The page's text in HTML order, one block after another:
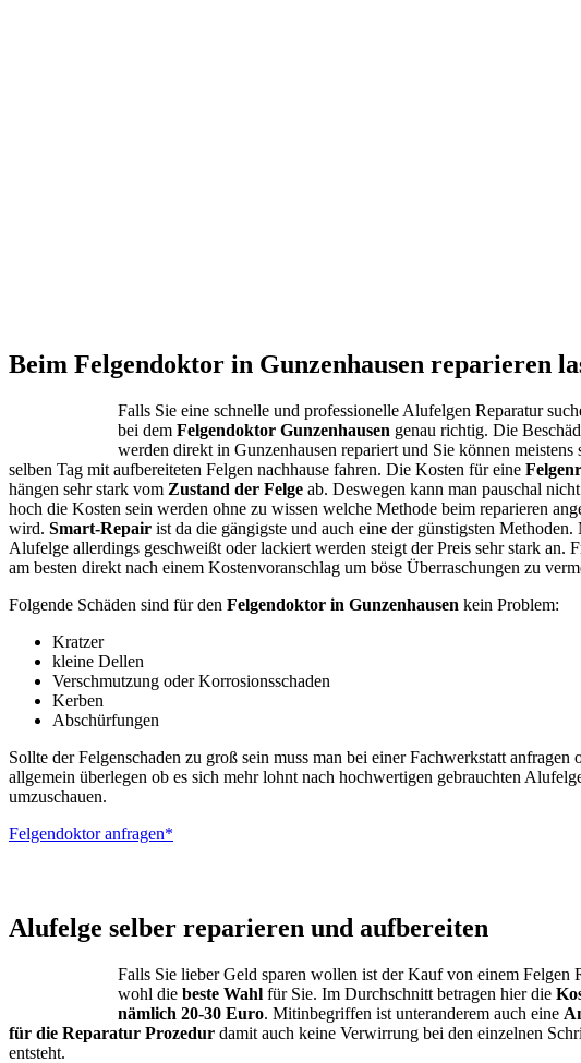
Beim Felgendoktor in Gunzenhausen reparieren
Falls Sie eine schnelle und professionelle Alufelgen Reparatur
bei dem Felgendoktor Gunzenhausen genau richtig. Die
werden direkt in Gunzenhausen repariert und Sie können meistens
selben Tag mit aufbereiteten Felgen nachhause fahren. Die Kosten für eine
hängen sehr stark vom Zustand der Felge ab. Deswegen kann man pauschal
hoch die Kosten sein werden ohne zu wissen welche Methode beim reparieren
wird. Smart-Repair ist da die gängigste und auch eine der günstigsten Methoden.
Alufelge allerdings geschweißt oder lackiert werden steigt der Preis sehr stark an.
am besten direkt nach einem Kostenvoranschlag um böse Überraschungen zu
Folgende Schäden sind für den Felgendoktor in Gunzenhausen kein Problem:
Kratzer
kleine Dellen
Verschmutzung oder Korrosionsschaden
Kerben
Abschürfungen
Sollte der Felgenschaden zu groß sein muss man bei einer Fachwerkstatt anfragen
allgemein überlegen ob es sich mehr lohnt nach hochwertigen gebrauchten
umzuschauen.
Felgendoktor anfragen*
Alufelge selber reparieren und aufbereiten
Falls Sie lieber Geld sparen wollen ist der Kauf von einem Felgen
wohl die beste Wahl für Sie. Im Durchschnitt betragen hier die
nämlich 20-30 Euro. Mitinbegriffen ist unteranderem auch eine
für die Reparatur Prozedur damit auch keine Verwirrung bei den einzelnen
entsteht.